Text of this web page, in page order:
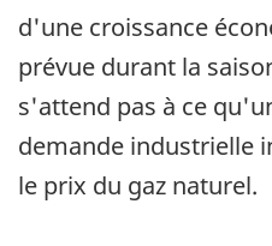
d'une croissance
prévue durant la
s'attend pas à ce
demande industrielle
le prix du gaz naturel.